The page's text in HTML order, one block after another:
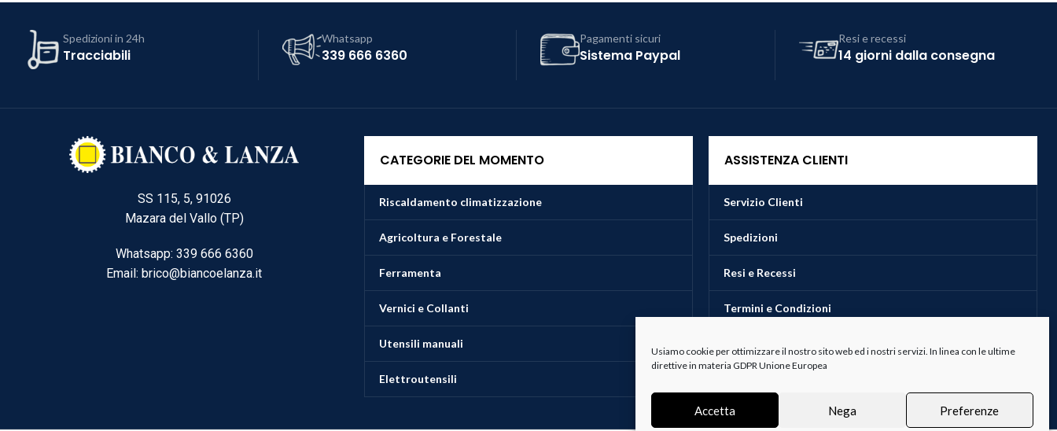
Usiamo cookie per ottimizzare il nostro sito web ed i nostri servizi. In linea con le ultime
direttive in materia GDPR Unione Europea
Accetta Nega Preferenze
Spedizioni in 24h
Tracciabili
Whatsapp
339 666 6360
Pagamenti sicuri
Sistema Paypal
Resi e recessi
14 giorni dalla consegna
SS 115, 5, 91026
Mazara del Vallo (TP)
Whatsapp: 339 666 6360
Email: brico@biancoelanza.it
CATEGORIE DEL MOMENTO
Riscaldamento climatizzazione
Agricoltura e Forestale
Ferramenta
Vernici e Collanti
Utensili manuali
Elettroutensili
ASSISTENZA CLIENTI
Servizio Clienti
Spedizioni
Resi e Recessi
Termini e Condizioni